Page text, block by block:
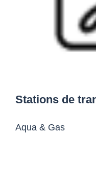
Stations de
Aqua & Gas